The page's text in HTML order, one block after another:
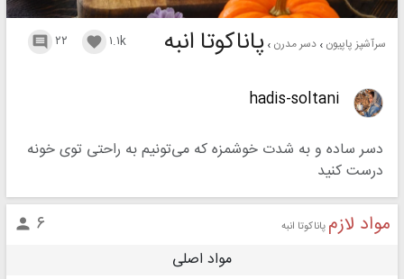
سرآشپز پاپیون دسر مدرن پاناکوتا انبه ۲۲  ۱.۱k 
hadis-soltani
دسر ساده و به شدت خوشمزه که می‌تونیم به راحتی توی خونه
درست کنید
مواد لازم پاناکوتا انبه ۶ 
مواد اصلی